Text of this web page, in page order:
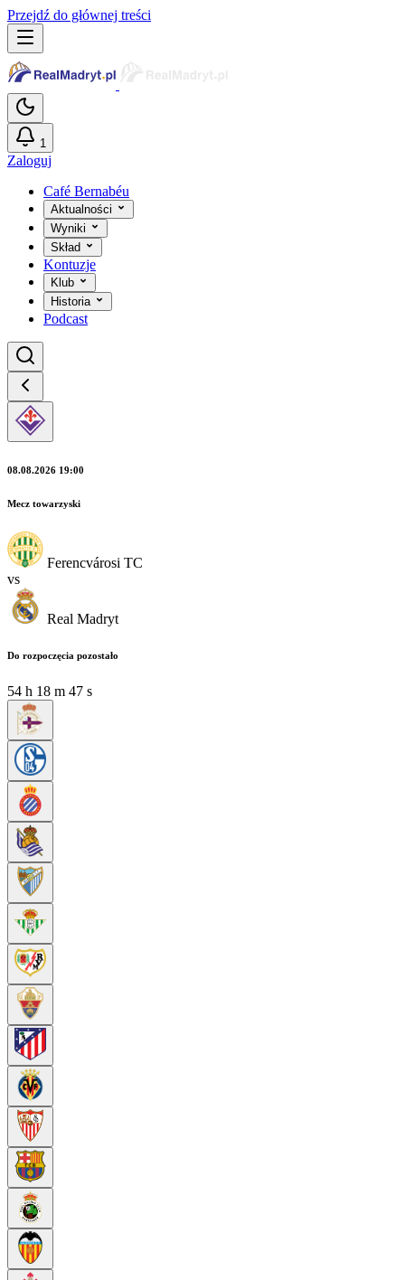
Przejdź do głównej treści
1
Zaloguj
Café Bernabéu
Aktualności
Wyniki
Skład
Kontuzje
Klub
Historia
Podcast
08.08.2026 19:00
Mecz towarzyski
Ferencvárosi TC
vs
Real Madryt
Do rozpoczęcia pozostało
54 h 18 m 45 s